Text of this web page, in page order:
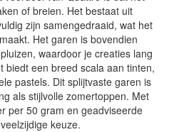
of breien. Het bestaat uit
zijn samengedraaid, wat het
Het garen is bovendien
waardoor je creaties lang
biedt een breed scala aan tinten,
pastels. Dit splijtvaste garen is
als stijlvolle zomertoppen. Met
per 50 gram en geadviseerde
keuze.